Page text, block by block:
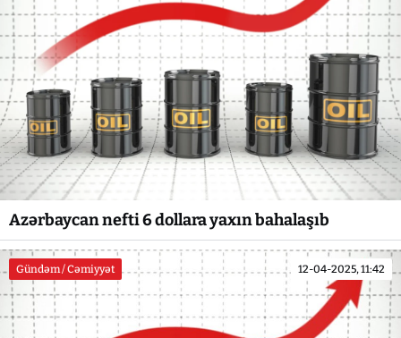
Azərbaycan nefti 6 dollara yaxın bahalaşıb
Gündəm / Cəmiyyət 12-04-2025, 11:42